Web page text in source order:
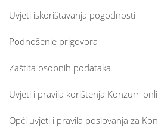
Uvjeti iskorištavanja pogodnosti
Podnošenje prigovora
Zaštita osobnih podataka
Uvjeti i pravila korištenja Konzum
Opći uvjeti i pravila poslovanja za